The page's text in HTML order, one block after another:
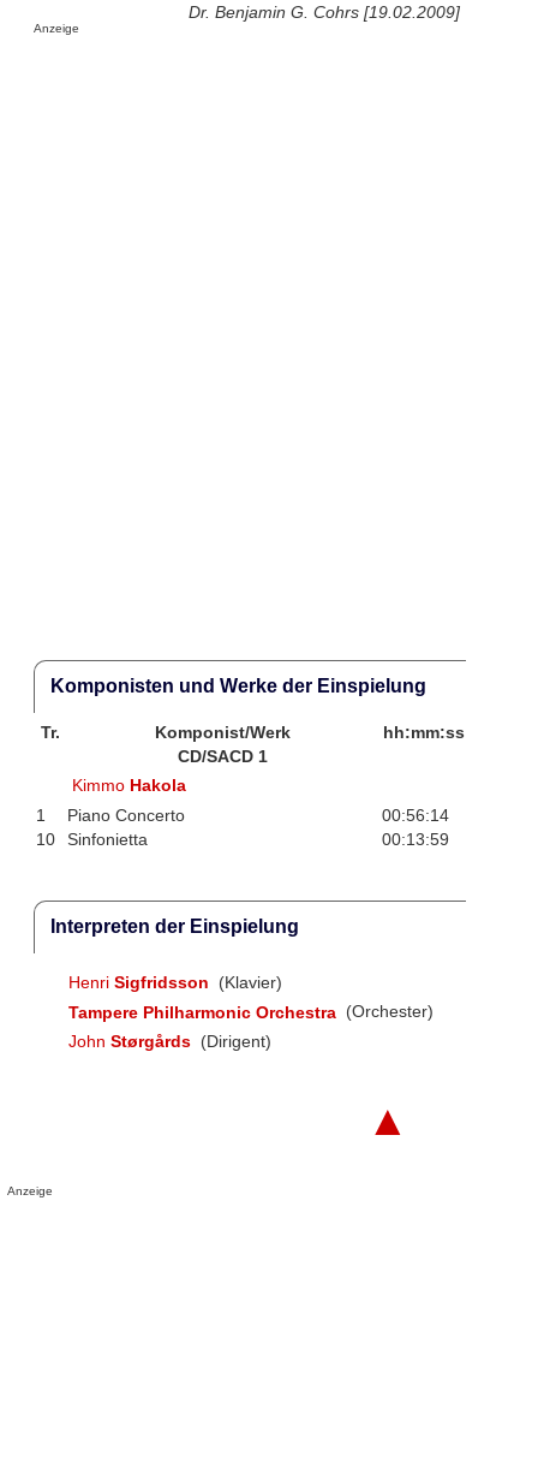
Dr. Benjamin G. Cohrs [19.02.2009]
Anzeige
Komponisten und Werke der Einspielung
Tr. Komponist/Werk
hh:mm:ss
CD/SACD 1
Kimmo Hakola
1
Piano Concerto
00:56:14
10
Sinfonietta 00:13:59
Interpreten der Einspielung
Henri Sigfridsson
(Klavier)
Tampere Philharmonic Orchestra (Orchester)
John Størgårds (Dirigent)
▲
Anzeige